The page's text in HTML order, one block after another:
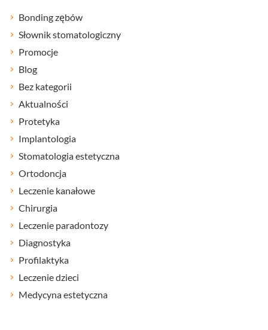
Bonding zębów
Słownik stomatologiczny
Promocje
Blog
Bez kategorii
Aktualności
Protetyka
Implantologia
Stomatologia estetyczna
Ortodoncja
Leczenie kanałowe
Chirurgia
Leczenie paradontozy
Diagnostyka
Profilaktyka
Leczenie dzieci
Medycyna estetyczna